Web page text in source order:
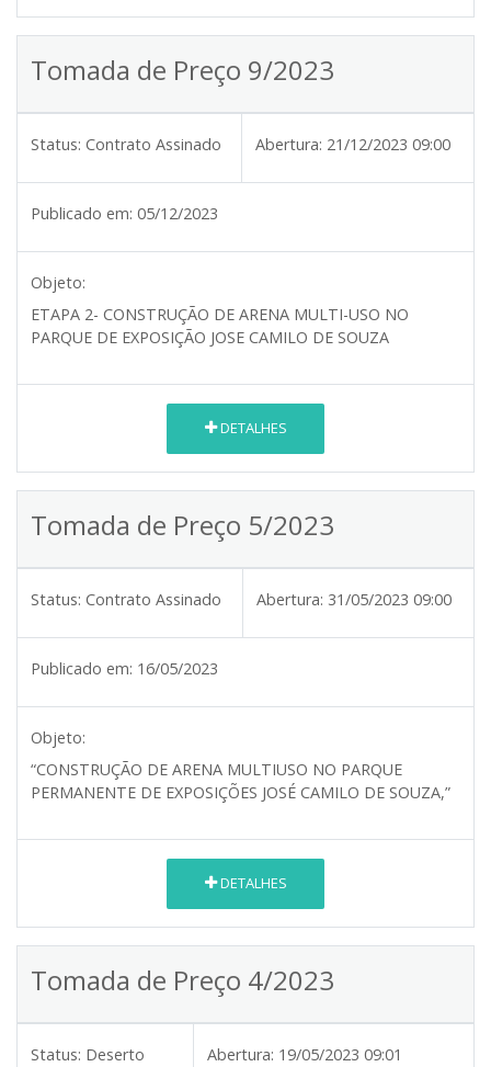
Tomada de Preço 9/2023
Status: Contrato Assinado Abertura: 21/12/2023 09:00
Publicado em: 05/12/2023
Objeto:
ETAPA 2- CONSTRUÇÃO DE ARENA MULTI-USO NO
PARQUE DE EXPOSIÇÃO JOSE CAMILO DE SOUZA
DETALHES
Tomada de Preço 5/2023
Status: Contrato Assinado Abertura: 31/05/2023 09:00
Publicado em: 16/05/2023
Objeto:
“CONSTRUÇÃO DE ARENA MULTIUSO NO PARQUE
PERMANENTE DE EXPOSIÇÕES JOSÉ CAMILO DE SOUZA,”
DETALHES
Tomada de Preço 4/2023
Status: Deserto Abertura: 19/05/2023 09:01